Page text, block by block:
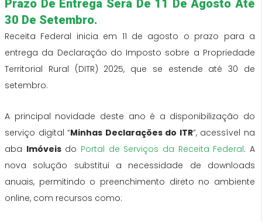
Prazo De Entrega Será De 11 De Agosto Até
30 De Setembro.
Receita Federal inicia em 11 de agosto o prazo para a
entrega da Declaração do Imposto sobre a Propriedade
Territorial Rural (DITR) 2025, que se estende até 30 de
setembro.
A principal novidade deste ano é a disponibilização do
serviço digital “Minhas Declarações do ITR”, acessível na
aba Imóveisdo Portal de Serviços da Receita Federal. A
nova solução substitui a necessidade de downloads
anuais, permitindo o preenchimento direto no ambiente
online, com recursos como: